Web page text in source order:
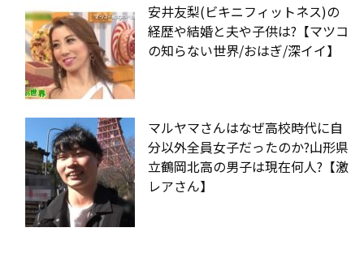
安井友梨(ビキニフィットネス)の
経歴や結婚と夫や子供は?【マツコ
の知らない世界/おはぎ/深イイ】
マルヤマさんはなぜ高校時代に自
分以外全員女子だったのか?山形県
立鶴岡北高の男子は現在何人?【激
レアさん】